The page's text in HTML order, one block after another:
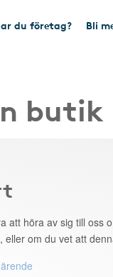
du företag? Bli
butik
att höra av sig till oss
eller om du vet att